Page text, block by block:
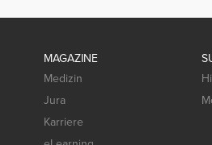
MAGAZINE
Medizin
Jura
Karriere